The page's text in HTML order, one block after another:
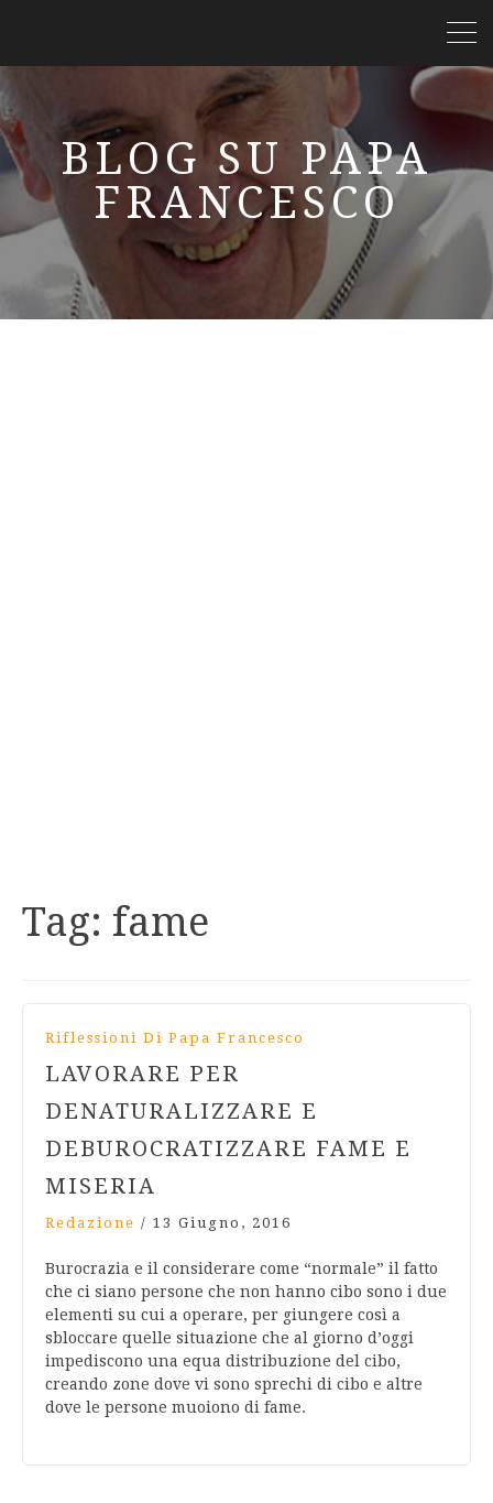
BLOG SU PAPA
FRANCESCO
Tag: fame
Riflessioni Di Papa Francesco
LAVORARE PER
DENATURALIZZARE E
DEBUROCRATIZZARE FAME E
MISERIA
Redazione / 13 Giugno, 2016
Burocrazia e il considerare come “normale” il fatto
che ci siano persone che non hanno cibo sono i due
elementi su cui a operare, per giungere così a
sbloccare quelle situazione che al giorno d’oggi
impediscono una equa distribuzione del cibo,
creando zone dove vi sono sprechi di cibo e altre
dove le persone muoiono di fame.